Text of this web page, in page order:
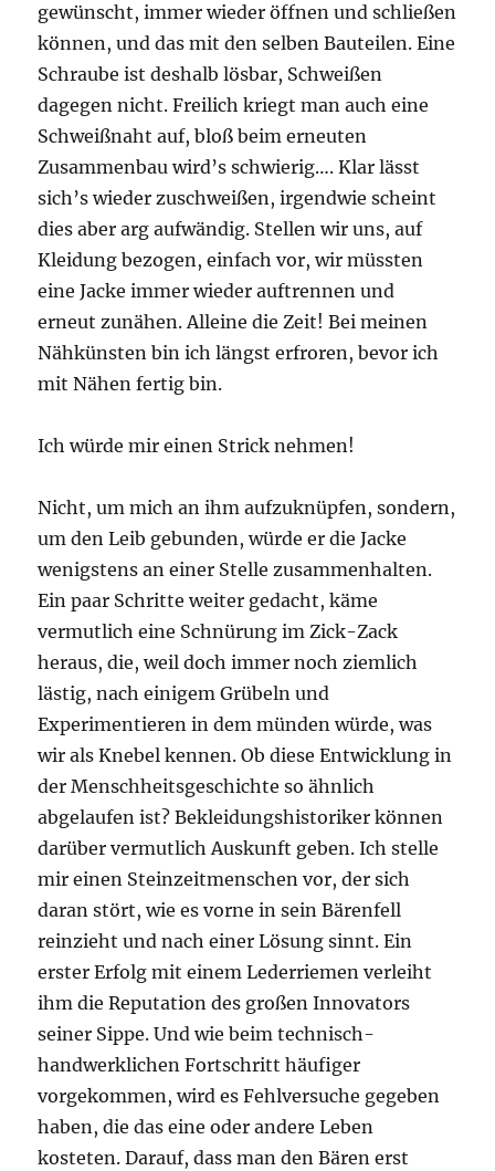
gewünscht, immer wieder öffnen und schließen
können, und das mit den selben Bauteilen. Eine
Schraube ist deshalb lösbar, Schweißen
dagegen nicht. Freilich kriegt man auch eine
Schweißnaht auf, bloß beim erneuten
Zusammenbau wird’s schwierig…. Klar lässt
sich’s wieder zuschweißen, irgendwie scheint
dies aber arg aufwändig. Stellen wir uns, auf
Kleidung bezogen, einfach vor, wir müssten
eine Jacke immer wieder auftrennen und
erneut zunähen. Alleine die Zeit! Bei meinen
Nähkünsten bin ich längst erfroren, bevor ich
mit Nähen fertig bin.
Ich würde mir einen Strick nehmen!
Nicht, um mich an ihm aufzuknüpfen, sondern,
um den Leib gebunden, würde er die Jacke
wenigstens an einer Stelle zusammenhalten.
Ein paar Schritte weiter gedacht, käme
vermutlich eine Schnürung im Zick-Zack
heraus, die, weil doch immer noch ziemlich
lästig, nach einigem Grübeln und
Experimentieren in dem münden würde, was
wir als Knebel kennen. Ob diese Entwicklung in
der Menschheitsgeschichte so ähnlich
abgelaufen ist? Bekleidungshistoriker können
darüber vermutlich Auskunft geben. Ich stelle
mir einen Steinzeitmenschen vor, der sich
daran stört, wie es vorne in sein Bärenfell
reinzieht und nach einer Lösung sinnt. Ein
erster Erfolg mit einem Lederriemen verleiht
ihm die Reputation des großen Innovators
seiner Sippe. Und wie beim technisch-
handwerklichen Fortschritt häufiger
vorgekommen, wird es Fehlversuche gegeben
haben, die das eine oder andere Leben
kosteten. Darauf, dass man den Bären erst